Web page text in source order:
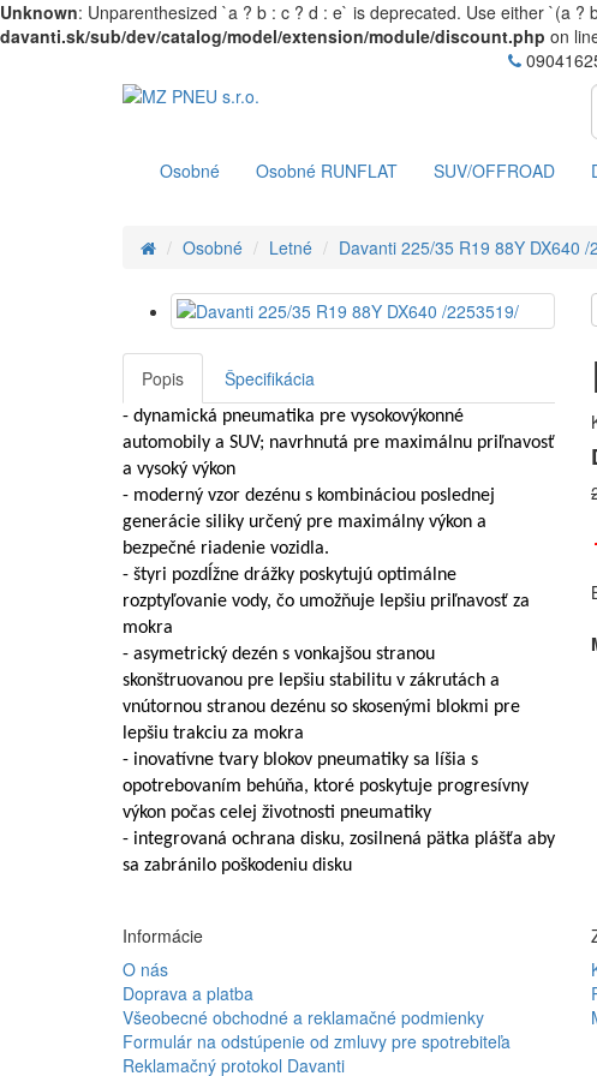
Unknown: Unparenthesized `a ? b : c ? d : e` is deprecated. Use either `(a ?
davanti.sk/sub/dev/catalog/model/extension/module/discount.php on
Osobné Osobné RUNFLAT SUV/OFFROAD
Osobné Letné Davanti 225/35 R19 88Y DX640 /
Popis Špecifikácia
- dynamická pneumatika pre vysokovýkonné
automobily a SUV; navrhnutá pre maximálnu priľnavosť
a vysoký výkon
- moderný vzor dezénu s kombináciou poslednej
generácie siliky určený pre maximálny výkon a
bezpečné riadenie vozidla.
- štyri pozdĺžne drážky poskytujú optimálne
rozptyľovanie vody, čo umožňuje lepšiu priľnavosť za
mokra
- asymetrický dezén s vonkajšou stranou
skonštruovanou pre lepšiu stabilitu v zákrutách a
vnútornou stranou dezénu so skosenými blokmi pre
lepšiu trakciu za mokra
- inovatívne tvary blokov pneumatiky sa líšia s
opotrebovaním behúňa, ktoré poskytuje progresívny
výkon počas celej životnosti pneumatiky
- integrovaná ochrana disku, zosilnená pätka plášťa aby
sa zabránilo poškodeniu disku
Informácie
O nás
Doprava a platba
Všeobecné obchodné a reklamačné podmienky
Formulár na odstúpenie od zmluvy pre spotrebiteľa
Reklamačný protokol Davanti